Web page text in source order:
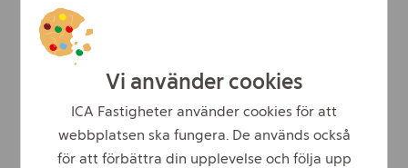
Vi använder cookies
ICA Fastigheter använder cookies för att
webbplatsen ska fungera. De används också
för att förbättra din upplevelse och följa upp
TEKNISK FÖRVALTARE
Christian Hellström
Visa kontaktuppgifter